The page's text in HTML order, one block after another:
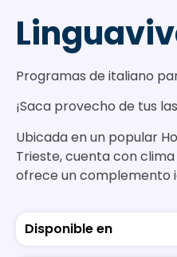
Programas de italiano
¡Saca provecho de tus
Ubicada en un popular
Trieste, cuenta con
ofrece un complemento
Disponible en